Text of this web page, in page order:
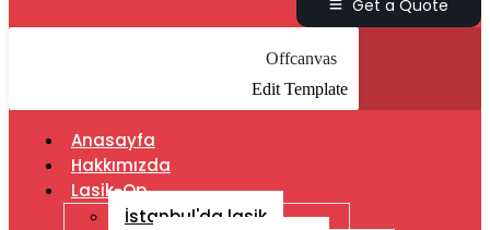
Get a Quote
Offcanvas
Edit Template
Anasayfa
Hakkımızda
Lasik-Op
İstanbul'da lasik